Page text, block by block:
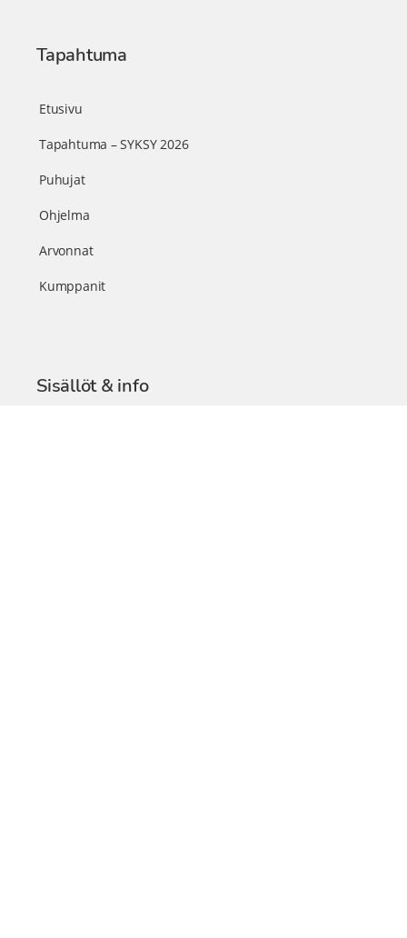
Tapahtuma
Etusivu
Tapahtuma – SYKSY 2026
Puhujat
Ohjelma
Arvonnat
Kumppanit
Sisällöt & info